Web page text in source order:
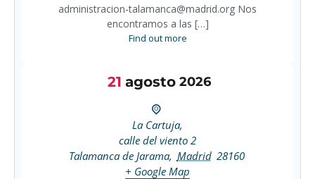
administracion-talamanca@madrid.org Nos
encontramos a las […]
Find out more
21 agosto 2026
La Cartuja,
calle del viento 2
Talamanca de Jarama, Madrid 28160
+ Google Map